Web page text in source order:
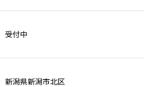
受付中
新潟県新潟市北区